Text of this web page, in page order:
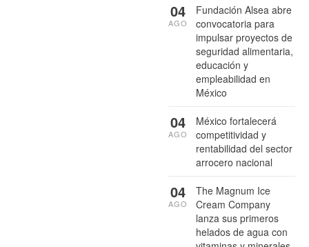
Fundación Alsea abre
convocatoria para
impulsar proyectos de
seguridad alimentaria,
educación y
empleabilidad en
México
04
AGO
México fortalecerá
competitividad y
rentabilidad del sector
arrocero nacional
04
AGO
The Magnum Ice
Cream Company
lanza sus primeros
helados de agua con
04
AGO